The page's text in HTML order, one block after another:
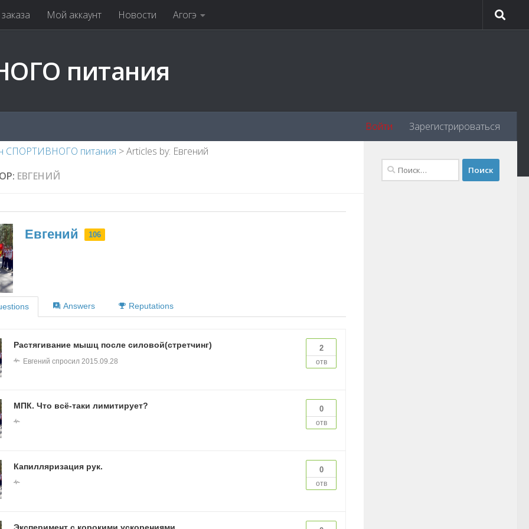
Мой аккаунт Новости Агогэ
питания
Зарегистрироваться
Войти
СПОРТИВНОГО питания >Articles by: Евгений
ЕВГЕНИЙ
Евгений 106
Answers Reputations
2
отв
Растягивание мышц после силовой(стретчинг)
Евгений спросил 2015.09.28
0
отв
МПК. Что всё-таки лимитирует?
0
отв
Капилляризация рук.